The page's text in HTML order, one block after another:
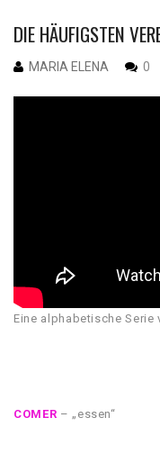
DIE HÄUFIGSTEN
MARIA ELENA 0
Eine alphabetische Serie
COMER – „essen“